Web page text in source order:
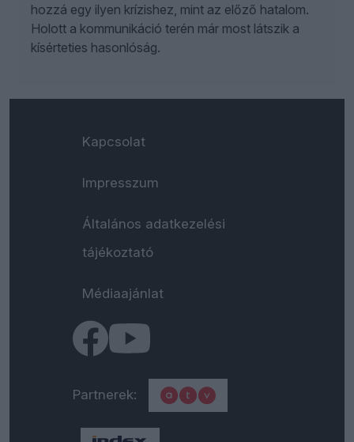
hozzá egy ilyen krízishez, mint az előző hatalom.
Holott a kommunikáció terén már most látszik a
kísérteties hasonlóság.
Kapcsolat
Impresszum
Általános adatkezelési
tájékoztató
Médiaajánlat
Partnerek: